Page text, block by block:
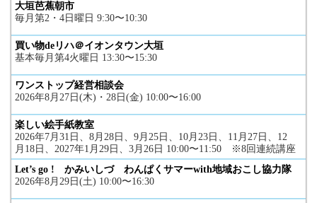
大垣芭蕉朝市
毎月第2・4日曜日 9:30〜10:30
買い物deリハ＠イオンタウン大垣
基本毎月第4火曜日 13:30〜15:30
ワンストップ経営相談会
2026年8月27日(木)・28日(金) 10:00〜16:00
楽しい絵手紙教室
2026年7月31日、8月28日、9月25日、10月23日、11月27日、12
月18日、2027年1月29日、3月26日 10:00〜11:50 ※8回連続講座
Let’s go ! かみいしづ わんぱくサマーwith地域おこし協力隊
2026年8月29日(土) 10:00〜16:30